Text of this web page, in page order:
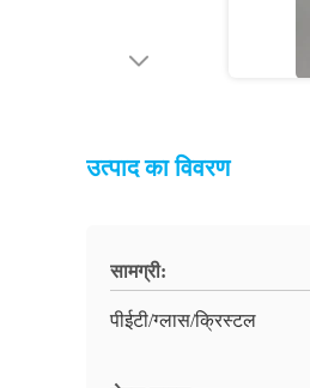
उत्पाद का विवरण
सामग्री:
पीईटी/ग्लास/क्रिस्टल